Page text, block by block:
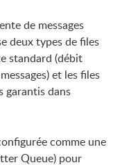
de messages
deux types de files
standard (débit
et les files
garantis dans
comme une
Queue) pour